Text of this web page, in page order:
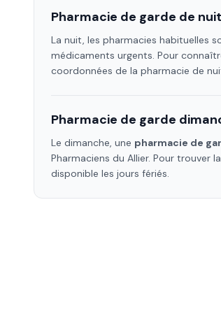
Pharmacie de garde de
La nuit, les pharmacies habituelles
médicaments urgents. Pour
coordonnées de la pharmacie de
Pharmacie de garde
Le dimanche, une pharmacie de
Pharmaciens du Allier. Pour trouver
disponible les jours fériés.